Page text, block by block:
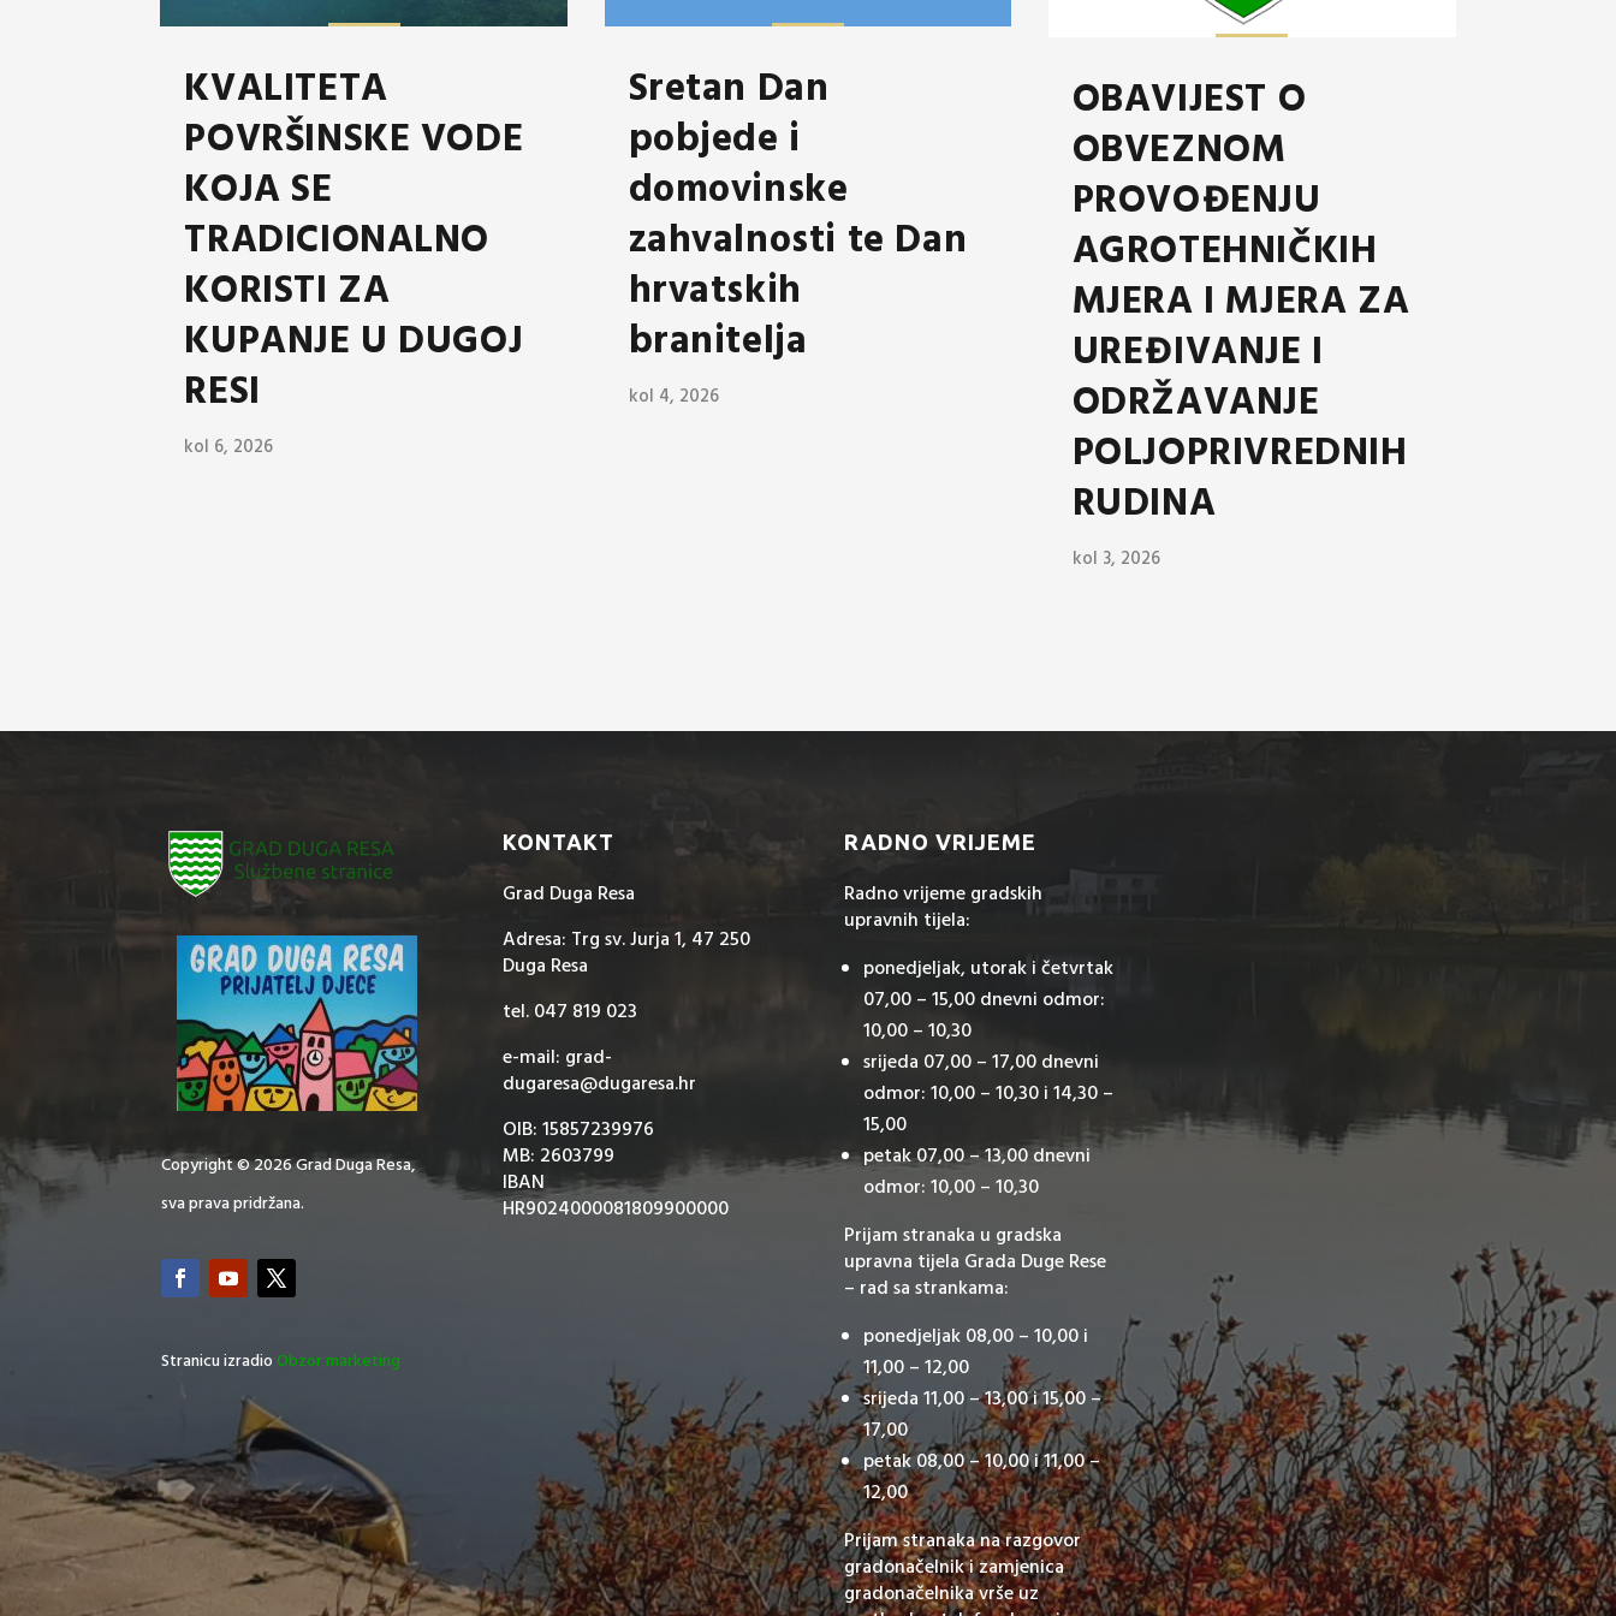
KVALITETA
POVRŠINSKE VODE
KOJA SE
TRADICIONALNO
KORISTI ZA
KUPANJE U DUGOJ
RESI
kol 6, 2026
Sretan Dan
pobjede i
domovinske
zahvalnosti te Dan
hrvatskih
branitelja
kol 4, 2026
OBAVIJEST O
OBVEZNOM
PROVOĐENJU
AGROTEHNIČKIH
MJERA I MJERA ZA
UREĐIVANJE I
ODRŽAVANJE
POLJOPRIVREDNIH
RUDINA
kol 3, 2026
Copyright © 2026 Grad Duga Resa,
sva prava pridržana.
Stranicu izradioObzor marketing
KONTAKT
Grad Duga Resa
Adresa: Trg sv. Jurja 1, 47 250
Duga Resa
tel. 047 819 023
e-mail: grad-
dugaresa@dugaresa.hr
OIB: 15857239976
MB: 2603799
IBAN
HR9024000081809900000
RADNO VRIJEME
Radno vrijeme gradskih
upravnih tijela:
ponedjeljak, utorak i četvrtak
07,00 – 15,00 dnevni odmor:
10,00 – 10,30
srijeda 07,00 – 17,00 dnevni
odmor: 10,00 – 10,30 i 14,30 –
15,00
petak 07,00 – 13,00 dnevni
odmor: 10,00 – 10,30
Prijam stranaka u gradska
upravna tijela Grada Duge Rese
– rad sa strankama:
ponedjeljak 08,00 – 10,00 i
11,00 – 12,00
srijeda 11,00 – 13,00 i 15,00 –
17,00
petak 08,00 – 10,00 i 11,00 –
12,00
Prijam stranaka na razgovor
gradonačelnik i zamjenica
gradonačelnika vrše uz